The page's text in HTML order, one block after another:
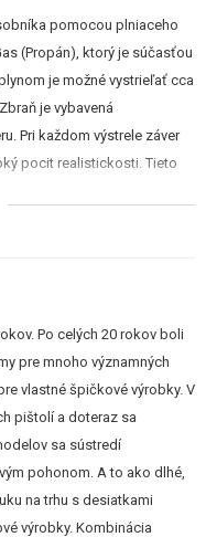
pomocou plniaceho
(Propán), ktorý je súčasťou
je možné vystrieľať cca
je vybavená
Pri každom výstrele záver
pocit realistickosti. Tieto
Po celých 20 rokov boli
pre mnoho významných
vlastné špičkové výrobky. V
pištolí a doteraz sa
sa sústredí
pohonom. A to ako dlhé,
na trhu s desiatkami
výrobky. Kombinácia